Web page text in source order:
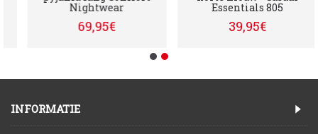
Nightwear
69,95€
Essentials 805
39,95€
INFORMATIE